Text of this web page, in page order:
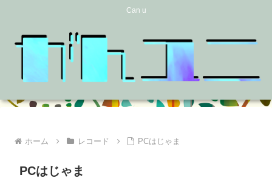
Can u
ホーム レコード PCはじゃま
PCはじゃま